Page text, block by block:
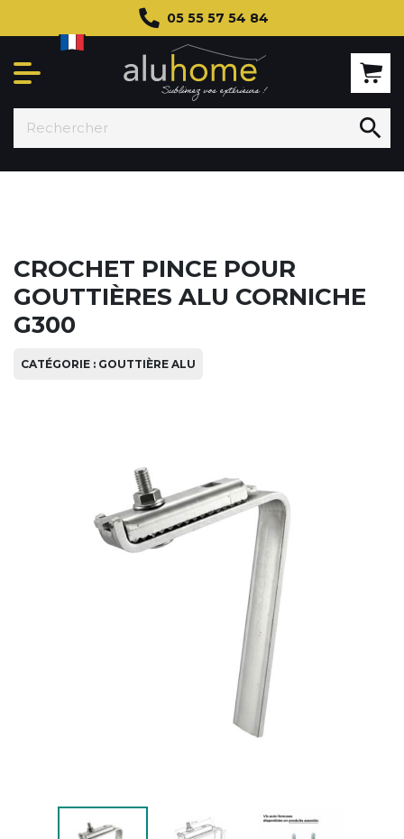
05 55 57 54 84

CROCHET PINCE POUR
GOUTTIÈRES ALU CORNICHE
G300
CATÉGORIE : GOUTTIÈRE ALU